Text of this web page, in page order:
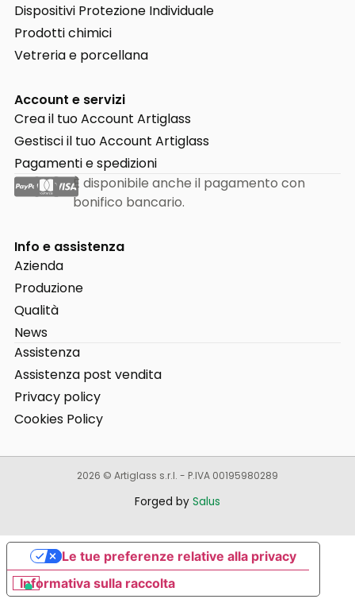
Dispositivi Protezione Individuale
Prodotti chimici
Vetreria e porcellana
Account e servizi
Crea il tuo Account Artiglass
Gestisci il tuo Account Artiglass
Pagamenti e spedizioni
È disponibile anche il pagamento con
bonifico bancario.
Info e assistenza
Azienda
Produzione
Qualità
News
Assistenza
Assistenza post vendita
Privacy policy
Cookies Policy
2026 © Artiglass s.r.l. - P.IVA 00195980289
Forged by Salus
Informativa sulla raccolta
Le tue preferenze relative alla privacy